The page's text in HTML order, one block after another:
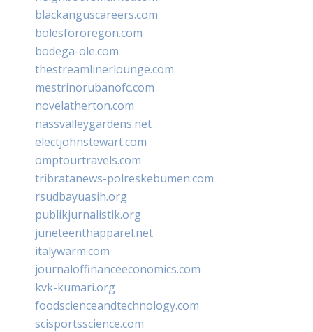
blackanguscareers.com
bolesfororegon.com
bodega-ole.com
thestreamlinerlounge.com
mestrinorubanofc.com
novelatherton.com
nassvalleygardens.net
electjohnstewart.com
omptourtravels.com
tribratanews-polreskebumen.com
rsudbayuasih.org
publikjurnalistik.org
juneteenthapparel.net
italywarm.com
journaloffinanceeconomics.com
kvk-kumari.org
foodscienceandtechnology.com
scisportsscience.com